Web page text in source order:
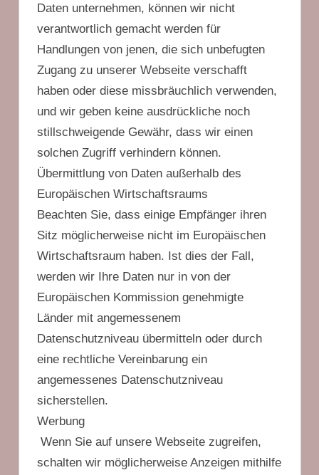
Daten unternehmen, können wir nicht
verantwortlich gemacht werden für
Handlungen von jenen, die sich unbefugten
Zugang zu unserer Webseite verschafft
haben oder diese missbräuchlich verwenden,
und wir geben keine ausdrückliche noch
stillschweigende Gewähr, dass wir einen
solchen Zugriff verhindern können.
Übermittlung von Daten außerhalb des
Europäischen Wirtschaftsraums
Beachten Sie, dass einige Empfänger ihren
Sitz möglicherweise nicht im Europäischen
Wirtschaftsraum haben. Ist dies der Fall,
werden wir Ihre Daten nur in von der
Europäischen Kommission genehmigte
Länder mit angemessenem
Datenschutzniveau übermitteln oder durch
eine rechtliche Vereinbarung ein
angemessenes Datenschutzniveau
sicherstellen.
Werbung
Wenn Sie auf unsere Webseite zugreifen,
schalten wir möglicherweise Anzeigen mithilfe